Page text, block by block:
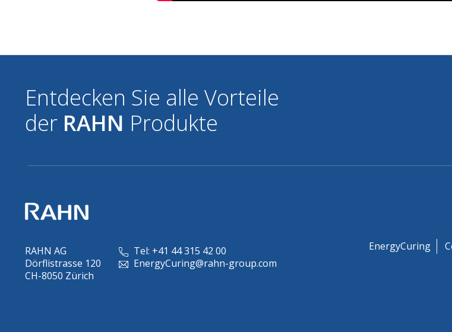
Entdecken Sie alle Vorteile
der RAHN Produkte
RAHN AG
Dörflistrasse 120
CH-8050 Zürich
Tel: +41 44 315 42 00
EnergyCuring@rahn-group.com
EnergyCuring